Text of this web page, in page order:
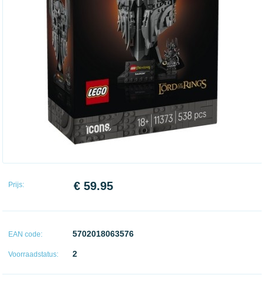
Prijs: € 59.95
EAN code: 5702018063576
Voorraadstatus: 2